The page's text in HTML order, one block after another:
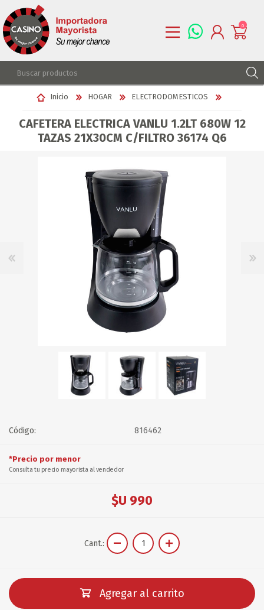
REGISTRARSE
LISTA DE DESEOS
0
Inicio HOGAR ELECTRODOMESTICOS
CAFETERA ELECTRICA VANLU 1.2LT 680W 12
TAZAS 21X30CM C/FILTRO 36174 Q6
Código: 816462
*Precio por menor
Consulta tu precio mayorista al vendedor
$U 990
Cant.:
Agregar al carrito